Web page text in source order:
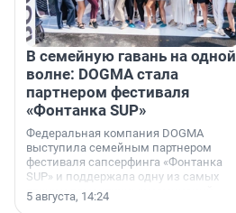
В семейную гавань на одной
волне: DOGMA стала
партнером фестиваля
«Фонтанка SUP»
Федеральная компания DOGMA
выступила семейным партнером
фестиваля сапсерфинга «Фонтанка
SUP» и поддержала одну из самых
ярких и романтичных номинаций —
«SUP-свадьба».
5 августа, 14:24